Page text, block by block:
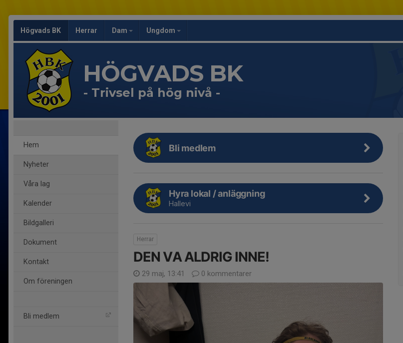
Högvads BK Herrar Dam Ungdom
HÖGVADS BK
- Trivsel på hög nivå -
Hem
Nyheter
Våra lag
Kalender
Bildgalleri
Dokument
Kontakt
Om föreningen
Bli medlem
Bli medlem
Hyra lokal / anläggning
Hallevi
Herrar
DEN VA ALDRIG INNE!
29 maj, 13:41 0 kommentarer